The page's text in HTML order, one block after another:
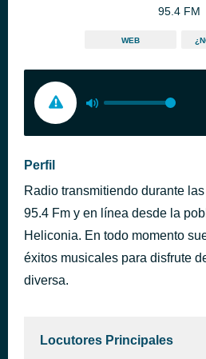
95.4 FM
WEB
Perfil
Radio transmitiendo durante
95.4 Fm y en línea desde la
Heliconia. En todo momento
éxitos musicales para disfrute
diversa.
Locutores Principales